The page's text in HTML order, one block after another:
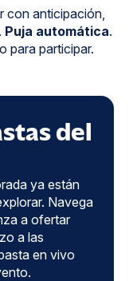
con anticipación,
Puja automática.
para participar.
del
ya están
Navega
a ofertar
a las
en vivo